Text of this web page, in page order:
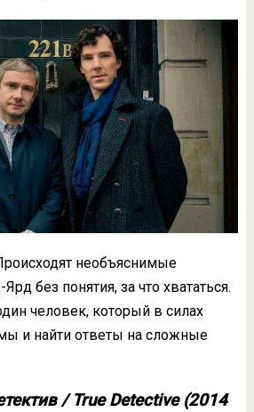
необъяснимые
без понятия, за что хвататься.
человек, который в силах
и найти ответы на сложные
/ True Detective (2014